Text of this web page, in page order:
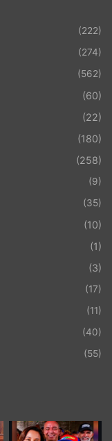
(222)
(274)
(562)
(60)
(22)
(180)
(258)
(9)
(35)
(10)
(1)
(3)
(17)
(11)
(40)
(55)